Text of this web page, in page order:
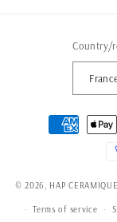
Country/
Payment
methods
© 2026, HAP CERAMIQUE
Terms of service